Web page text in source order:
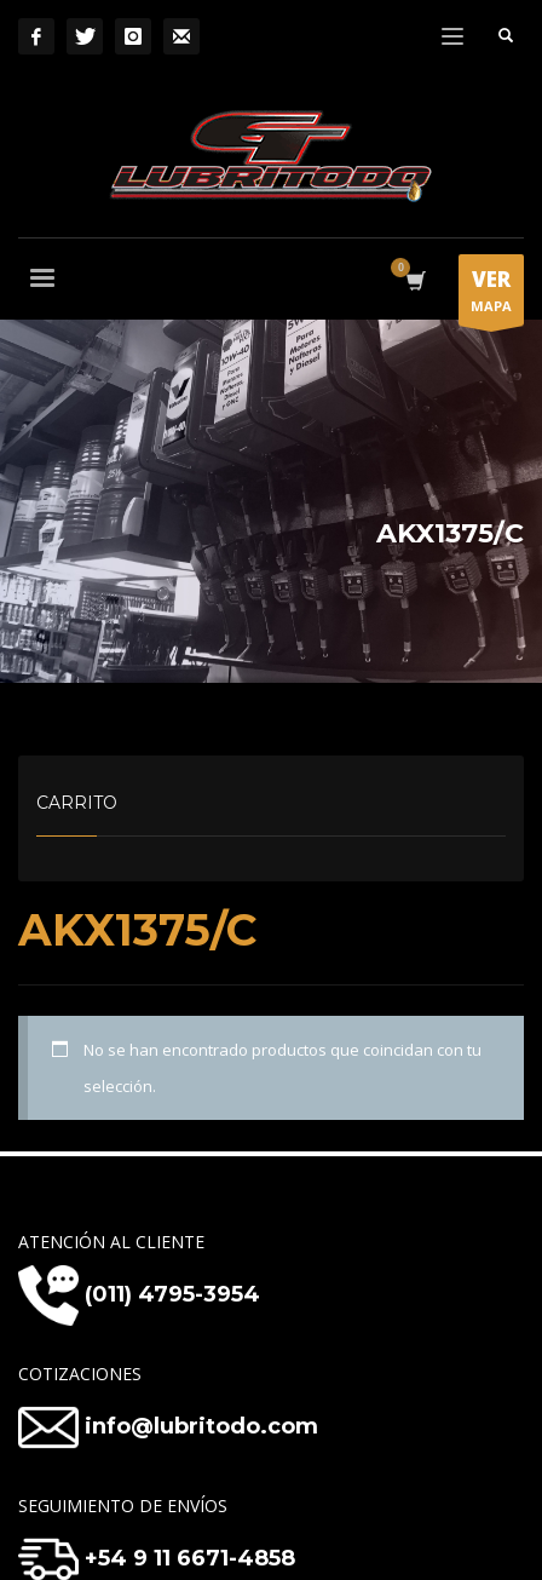
VER
MAPA
AKX1375/C
AKX1375/C
No se han encontrado productos que coincidan con tu
selección.
CARRITO
ATENCIÓN AL CLIENTE
(011) 4795-3954
COTIZACIONES
info@lubritodo.com
SEGUIMIENTO DE ENVÍOS
+54 9 11 6671-4858